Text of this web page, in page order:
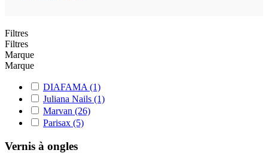
Filtres
Filtres
Marque
Marque
DIAFAMA (1)
Juliana Nails (1)
Marvan (26)
Parisax (5)
Vernis à ongles